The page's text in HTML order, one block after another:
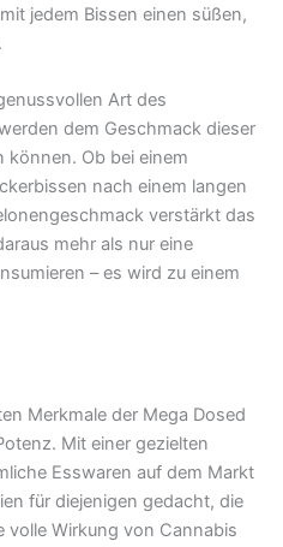
jedem Bissen einen süßen,
Art des
dem Geschmack dieser
können. Ob bei einem
nach einem langen
verstärkt das
mehr als nur eine
– es wird zu einem
Merkmale der Mega Dosed
Mit einer gezielten
Esswaren auf dem Markt
für diejenigen gedacht, die
volle Wirkung von Cannabis